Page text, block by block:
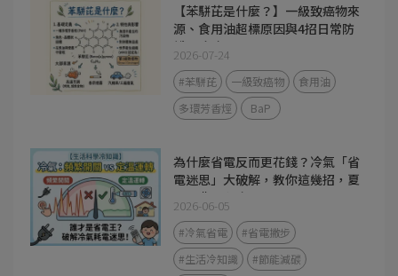
【苯駢芘是什麼？】一級致癌物來
源、食用油超標原因與4招日常防
護全攻略
2026-07-24
#苯駢芘 一級致癌物
食用油
多環芳香烴
BaP
為什麼省電反而更花錢？冷氣「省
電迷思」大破解，教你這幾招，夏
天電費不心疼
2026-06-05
#冷氣省電
#省電撇步
#生活冷知識
#節能減碳